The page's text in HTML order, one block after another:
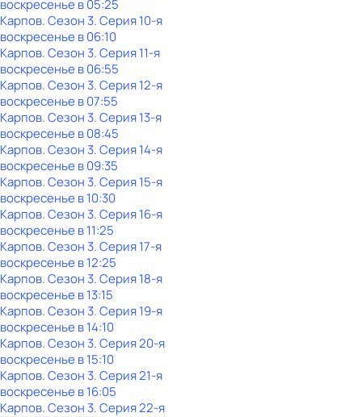
воскресенье в05:25
Карпов. Сезон 3. Серия 10-я
воскресенье в06:10
Карпов. Сезон 3. Серия 11-я
воскресенье в06:55
Карпов. Сезон 3. Серия 12-я
воскресенье в07:55
Карпов. Сезон 3. Серия 13-я
воскресенье в08:45
Карпов. Сезон 3. Серия 14-я
воскресенье в09:35
Карпов. Сезон 3. Серия 15-я
воскресенье в10:30
Карпов. Сезон 3. Серия 16-я
воскресенье в11:25
Карпов. Сезон 3. Серия 17-я
воскресенье в12:25
Карпов. Сезон 3. Серия 18-я
воскресенье в13:15
Карпов. Сезон 3. Серия 19-я
воскресенье в14:10
Карпов. Сезон 3. Серия 20-я
воскресенье в15:10
Карпов. Сезон 3. Серия 21-я
воскресенье в16:05
Карпов. Сезон 3. Серия 22-я